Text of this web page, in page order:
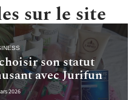
sur le site
son statut
avec Jurifun
2026